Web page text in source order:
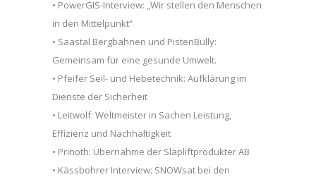
• PowerGIS-Interview: „Wir stellen den Menschen
in den Mittelpunkt“
• Saastal Bergbahnen und PistenBully:
Gemeinsam für eine gesunde Umwelt.
• Pfeifer Seil- und Hebetechnik: Aufklärung im
Dienste der Sicherheit
• Leitwolf: Weltmeister in Sachen Leistung,
Effizienz und Nachhaltigkeit
• Prinoth: Übernahme der Släpliftprodukter AB
• Kässbohrer Interview: SNOWsat bei den